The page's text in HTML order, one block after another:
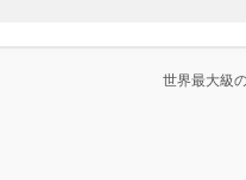
世界最大級